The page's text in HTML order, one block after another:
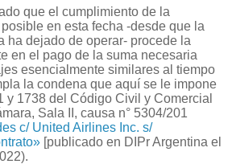
que el cumplimiento de la
en esta fecha -desde que la
ha dejado de operar- procede la
en el pago de la suma necesaria
esencialmente similares al tiempo
la condena que aquí se le impone
y 1738 del Código Civil y Comercial
Sala II, causa n° 5304/201
c/ United Airlines Inc. s/
[publicado en DIPr Argentina el